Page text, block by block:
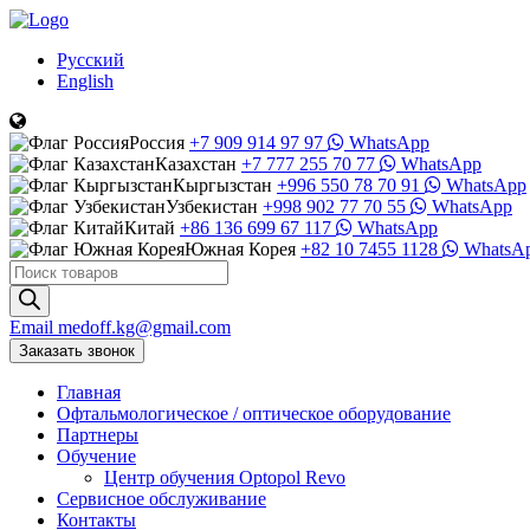
Русский
English
Россия +7 909 914 97 97
WhatsApp
Казахстан +7 777 255 70 77
WhatsApp
Кыргызстан +996 550 78 70 91
WhatsApp
Узбекистан +998 902 77 70 55
WhatsApp
Китай +86 136 699 67 117
WhatsApp
Южная Корея +82 10 7455 1128
Поиск
товаров
Email medoff.kg@gmail.com
Заказать звонок
Главная
Офтальмологическое / оптическое оборудование
Партнеры
Обучение
Центр обучения Оptopol Revo
Сервисное обслуживание
Контакты